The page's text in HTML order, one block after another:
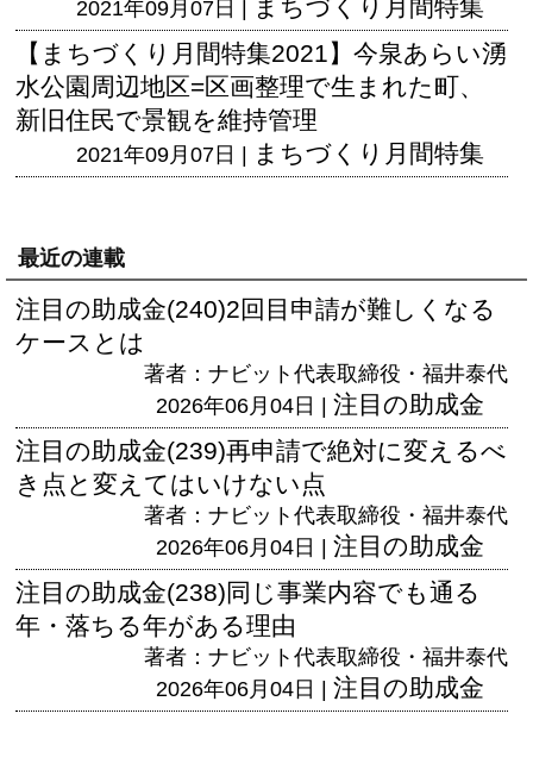
2021年09月07日 | まちづくり月間特集
【まちづくり月間特集2021】今泉あらい湧
水公園周辺地区=区画整理で生まれた町、
新旧住民で景観を維持管理
2021年09月07日 | まちづくり月間特集
最近の連載
注目の助成金(240)2回目申請が難しくなる
ケースとは
著者：ナビット代表取締役・福井泰代
2026年06月04日 | 注目の助成金
注目の助成金(239)再申請で絶対に変えるべ
き点と変えてはいけない点
著者：ナビット代表取締役・福井泰代
2026年06月04日 | 注目の助成金
注目の助成金(238)同じ事業内容でも通る
年・落ちる年がある理由
著者：ナビット代表取締役・福井泰代
2026年06月04日 | 注目の助成金